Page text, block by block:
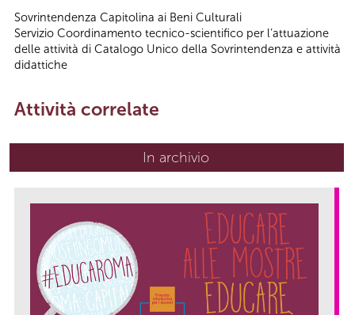
Sovrintendenza Capitolina ai Beni Culturali
Servizio Coordinamento tecnico-scientifico per l’attuazione
delle attività di Catalogo Unico della Sovrintendenza e attività
didattiche
Attività correlate
In archivio